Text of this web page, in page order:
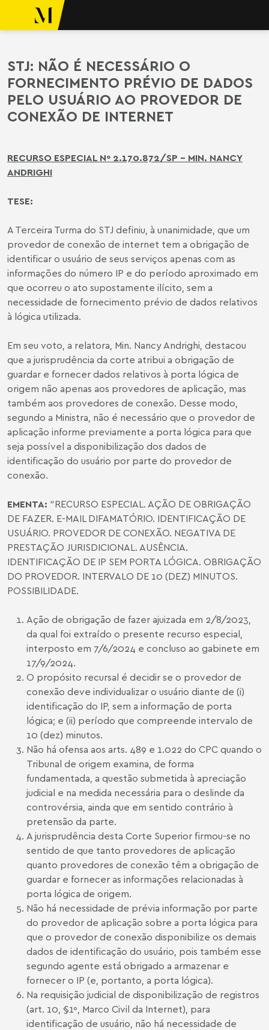
o conteúdo
Meyer
STJ: NÃO É NECESSÁRIO O
FORNECIMENTO PRÉVIO DE DADOS
PELO USUÁRIO AO PROVEDOR DE
CONEXÃO DE INTERNET
RECURSO ESPECIAL Nº 2.170.872/SP – MIN. NANCY
ANDRIGHI
TESE:
A Terceira Turma do STJ definiu, à unanimidade, que um
provedor de conexão de internet tem a obrigação de
identificar o usuário de seus serviços apenas com as
informações do número IP e do período aproximado em
que ocorreu o ato supostamente ilícito, sem a
necessidade de fornecimento prévio de dados relativos
à lógica utilizada.
Em seu voto, a relatora, Min. Nancy Andrighi, destacou
que a jurisprudência da corte atribui a obrigação de
guardar e fornecer dados relativos à porta lógica de
origem não apenas aos provedores de aplicação, mas
também aos provedores de conexão. Desse modo,
segundo a Ministra, não é necessário que o provedor de
aplicação informe previamente a porta lógica para que
seja possível a disponibilização dos dados de
identificação do usuário por parte do provedor de
conexão.
EMENTA: “RECURSO ESPECIAL. AÇÃO DE OBRIGAÇÃO
DE FAZER. E-MAIL DIFAMATÓRIO. IDENTIFICAÇÃO DE
USUÁRIO. PROVEDOR DE CONEXÃO. NEGATIVA DE
PRESTAÇÃO JURISDICIONAL. AUSÊNCIA.
IDENTIFICAÇÃO DE IP SEM PORTA LÓGICA. OBRIGAÇÃO
DO PROVEDOR. INTERVALO DE 10 (DEZ) MINUTOS.
POSSIBILIDADE.
Ação de obrigação de fazer ajuizada em 2/8/2023,
da qual foi extraído o presente recurso especial,
interposto em 7/6/2024 e concluso ao gabinete em
17/9/2024.
O propósito recursal é decidir se o provedor de
conexão deve individualizar o usuário diante de (i)
identificação do IP, sem a informação de porta
lógica; e (ii) período que compreende intervalo de
10 (dez) minutos.
Não há ofensa aos arts. 489 e 1.022 do CPC quando o
Tribunal de origem examina, de forma
fundamentada, a questão submetida à apreciação
judicial e na medida necessária para o deslinde da
controvérsia, ainda que em sentido contrário à
pretensão da parte.
A jurisprudência desta Corte Superior firmou-se no
sentido de que tanto provedores de aplicação
quanto provedores de conexão têm a obrigação de
guardar e fornecer as informações relacionadas à
porta lógica de origem.
Não há necessidade de prévia informação por parte
do provedor de aplicação sobre a porta lógica para
que o provedor de conexão disponibilize os demais
dados de identificação do usuário, pois também esse
segundo agente está obrigado a armazenar e
fornecer o IP (e, portanto, a porta lógica).
Na requisição judicial de disponibilização de registros
(art. 10, §1º, Marco Civil da Internet), para
identificação de usuário, não há necessidade de